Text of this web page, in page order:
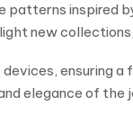
inspired
new
ensuring a
elegance of